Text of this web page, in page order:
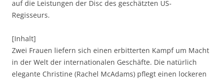
auf die Leistungen der Disc des geschätzten US-
Regisseurs.
[Inhalt]
Zwei Frauen liefern sich einen erbitterten Kampf um Macht
in der Welt der internationalen Geschäfte. Die natürlich
elegante Christine (Rachel McAdams) pflegt einen lockeren